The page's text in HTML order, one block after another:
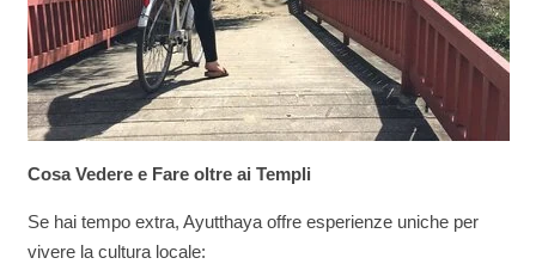
Cosa Vedere e Fare oltre ai Templi
Se hai tempo extra, Ayutthaya offre esperienze uniche per
vivere la cultura locale: